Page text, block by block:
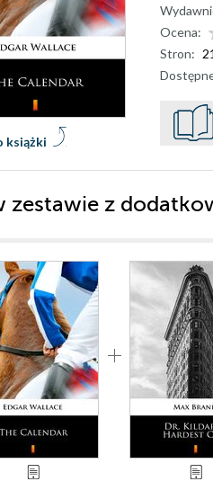
książki
Ocena:
Stron:
zestawie z